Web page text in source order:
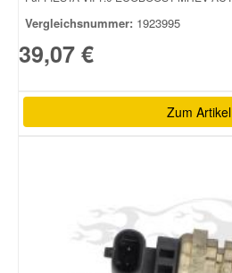
Vergleichsnummer: 1923995
39,07 €
Zum Artikel